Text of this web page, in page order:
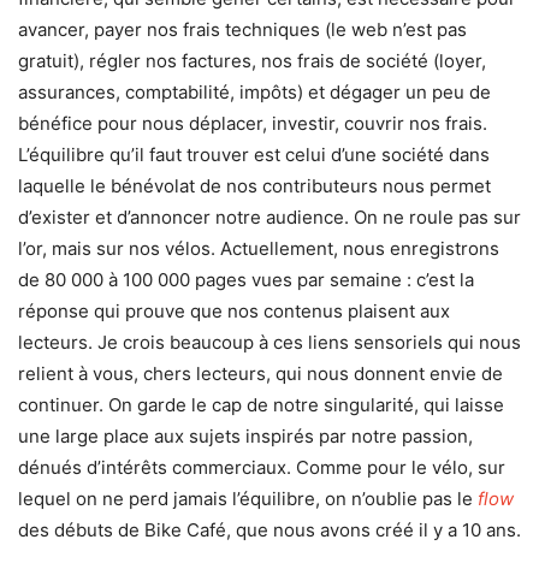
avancer, payer nos frais techniques (le web n’est pas
gratuit), régler nos factures, nos frais de société (loyer,
assurances, comptabilité, impôts) et dégager un peu de
bénéfice pour nous déplacer, investir, couvrir nos frais.
L’équilibre qu’il faut trouver est celui d’une société dans
laquelle le bénévolat de nos contributeurs nous permet
d’exister et d’annoncer notre audience. On ne roule pas sur
l’or, mais sur nos vélos. Actuellement, nous enregistrons
de 80 000 à 100 000 pages vues par semaine : c’est la
réponse qui prouve que nos contenus plaisent aux
lecteurs. Je crois beaucoup à ces liens sensoriels qui nous
relient à vous, chers lecteurs, qui nous donnent envie de
continuer. On garde le cap de notre singularité, qui laisse
une large place aux sujets inspirés par notre passion,
dénués d’intérêts commerciaux. Comme pour le vélo, sur
lequel on ne perd jamais l’équilibre, on n’oublie pas le flow
des débuts de Bike Café, que nous avons créé il y a 10 ans.